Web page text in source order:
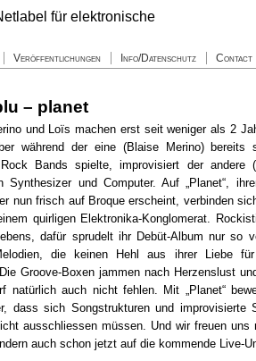
Veröffentlichungen Info/Datenschutz Contact
– planet
und Loïs machen erst seit weniger als 2
während der eine (Blaise Merino)
Bands spielte, improvisiert der andere
Synthesizer und Computer. Auf „Planet“,
nun frisch auf Broque erscheint, verbinden
quirligen Elektronika-Konglomerat.
dafür sprudelt ihr Debüt-Album nur so
die keinen Hehl aus ihrer Liebe
Groove-Boxen jammen nach Herzenslust
natürlich auch nicht fehlen. Mit „Planet“
dass sich Songstrukturen und improvisierte
ausschliessen müssen. Und wir freuen uns
auch schon jetzt auf die kommende Live-